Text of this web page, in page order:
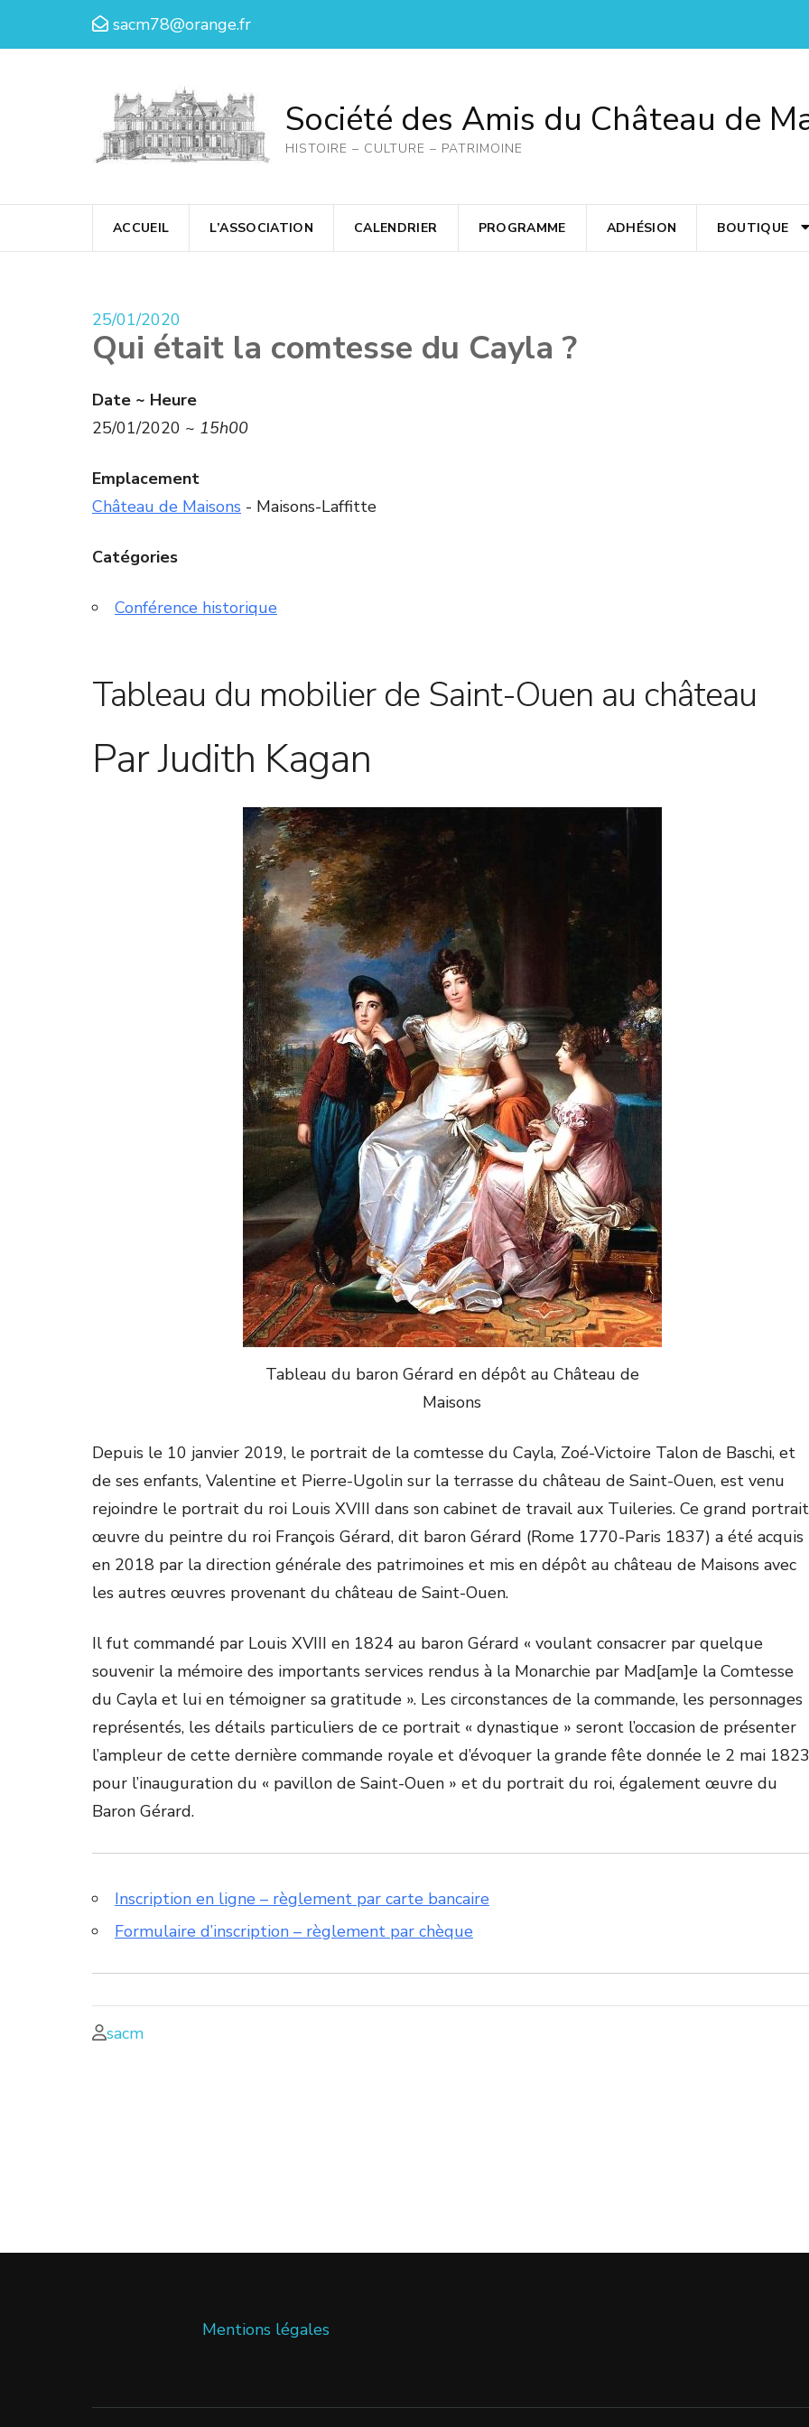
sacm78@orange.fr
Société des Amis du Château de
HISTOIRE – CULTURE – PATRIMOINE
ACCUEIL L’ASSOCIATION CALENDRIER PROGRAMME ADHÉSION BOUTIQUE
25/01/2020
Qui était la comtesse du Cayla ?
Date ~ Heure
25/01/2020 ~ 15h00
Emplacement
Château de Maisons - Maisons-Laffitte
Catégories
Conférence historique
Tableau du mobilier de Saint-Ouen au château
Par Judith Kagan
Tableau du baron Gérard en dépôt au Château de
Maisons
Depuis le 10 janvier 2019, le portrait de la comtesse du Cayla, Zoé-Victoire Talon de Baschi, et
de ses enfants, Valentine et Pierre-Ugolin sur la terrasse du château de Saint-Ouen, est venu
rejoindre le portrait du roi Louis XVIII dans son cabinet de travail aux Tuileries. Ce grand
œuvre du peintre du roi François Gérard, dit baron Gérard (Rome 1770-Paris 1837) a été acquis
en 2018 par la direction générale des patrimoines et mis en dépôt au château de Maisons avec
les autres œuvres provenant du château de Saint-Ouen.
Il fut commandé par Louis XVIII en 1824 au baron Gérard « voulant consacrer par quelque
souvenir la mémoire des importants services rendus à la Monarchie par Mad[am]e la Comtesse
du Cayla et lui en témoigner sa gratitude ». Les circonstances de la commande, les personnages
représentés, les détails particuliers de ce portrait « dynastique » seront l’occasion de présenter
l’ampleur de cette dernière commande royale et d’évoquer la grande fête donnée le 2 mai 1823
pour l’inauguration du « pavillon de Saint-Ouen » et du portrait du roi, également œuvre du
Baron Gérard.
Inscription en ligne – règlement par carte bancaire
Formulaire d’inscription – règlement par chèque
sacm
Mentions légales